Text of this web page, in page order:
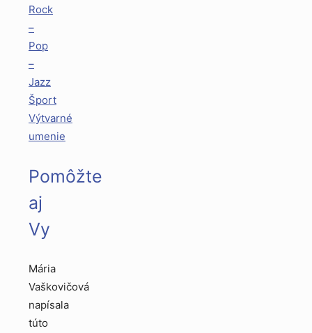
Rock
–
Pop
–
Jazz
Šport
Výtvarné
umenie
Pomôžte
aj
Vy
Mária
Vaškovičová
napísala
túto